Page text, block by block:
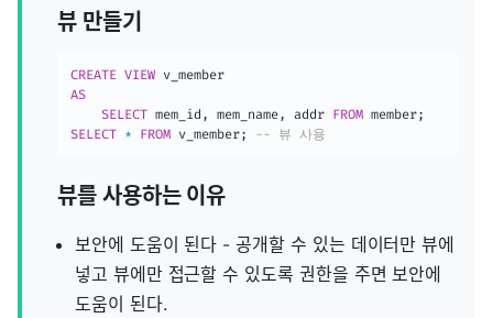
뷰 만들기
CREATE VIEW
AS
SELECT mem_id , mem_name, addr FROM member;
SELECT * FROM v_member; -- 뷰 사용
뷰를 사용하는 이유
보안에 도움이 된다 - 공개할 수 있는 데이터만 뷰에
넣고 뷰에만 접근할 수 있도록 권한을 주면 보안에
도움이 된다.